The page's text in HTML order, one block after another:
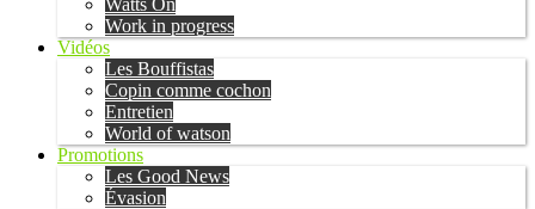
Watts On
Work in progress
Vidéos
Les Bouffistas
Copin comme cochon
Entretien
World of watson
Promotions
Les Good News
Évasion